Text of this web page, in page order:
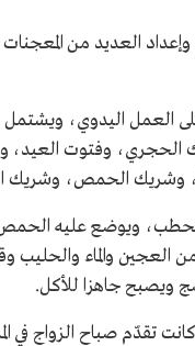
وإعداد العديد من
الحجري، وفتوت
وشريك الحمص، وشريك
الحطب، ويوضع عليه
العجين والماء
ويصبح جاهزا للأكل.
تقدّم صباح الزواج في